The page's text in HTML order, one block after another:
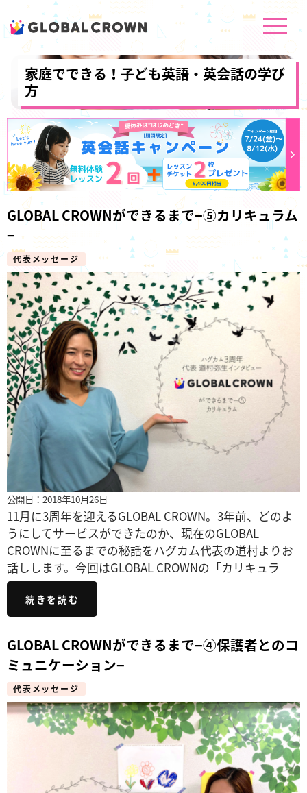
家庭でできる！子ども英語・英会話の学び
方
GLOBAL CROWNができるまで−⑤カリキュラム
−
代表メッセージ
公開日：2018年10月26日
11月に3周年を迎えるGLOBAL CROWN。3年前、どのよ
うにしてサービスができたのか、現在のGLOBAL
CROWNに至るまでの秘話をハグカム代表の道村よりお
話しします。今回はGLOBAL CROWNの「カリキュラ
続きを読む
GLOBAL CROWNができるまで−④保護者とのコ
ミュニケーション−
代表メッセージ